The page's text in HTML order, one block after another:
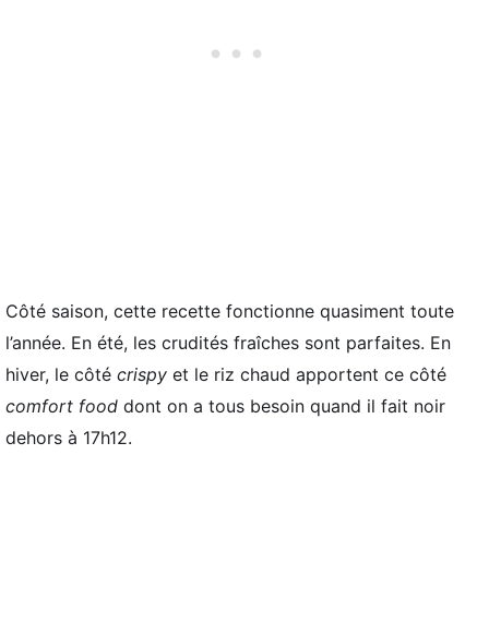
Côté saison, cette recette fonctionne quasiment toute
l’année. En été, les crudités fraîches sont parfaites. En
hiver, le côté crispy et le riz chaud apportent ce côté
comfort food dont on a tous besoin quand il fait noir
dehors à 17h12.